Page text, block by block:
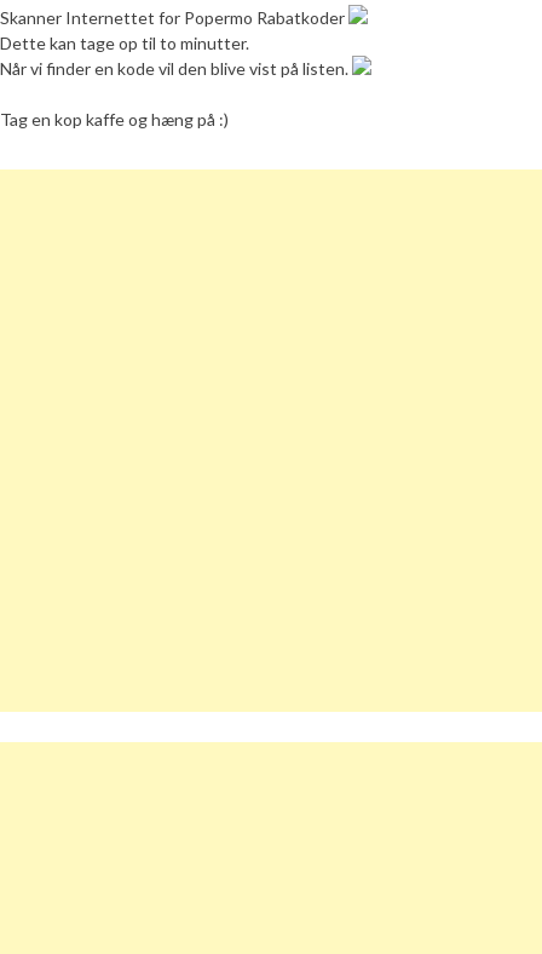
Skanner Internettet for Popermo Rabatkoder
Dette kan tage op til to minutter.
Når vi finder en kode vil den blive vist på listen.
Tag en kop kaffe og hæng på :)